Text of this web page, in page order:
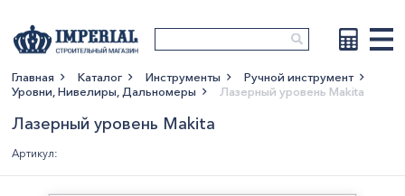
Главная Каталог Инструменты
Ручной инструмент
Уровни, Нивелиры, Дальномеры
Лазерный уровень Makita
Лазерный уровень Makita
Артикул: